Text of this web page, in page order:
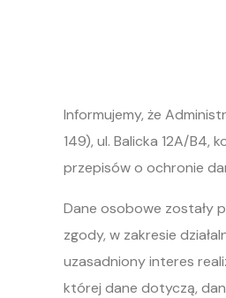
Informujemy, że
149), ul. Balicka 12A/B4,
przepisów o ochronie
Dane osobowe zostały
zgody, w zakresie
uzasadniony interes
której dane dotyczą,